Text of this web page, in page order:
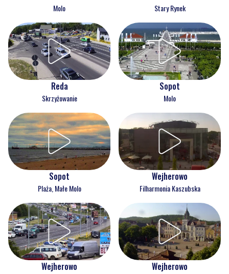
Molo Stary Rynek
Reda
Skrzyżowanie
Sopot
Molo
Sopot
Plaża, Małe Molo
Wejherowo
Filharmonia Kaszubska
Wejherowo Wejherowo